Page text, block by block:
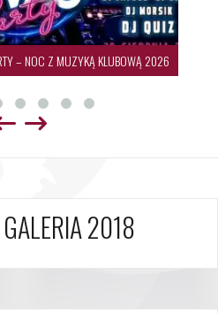
– NOC Z MUZYKĄ KLUBOWĄ 2026
GALERIA 2018